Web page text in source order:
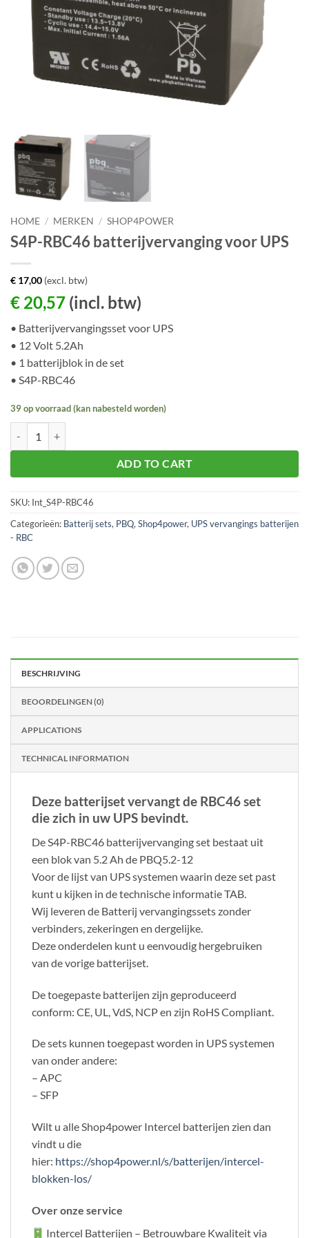
HOME / MERKEN / SHOP4POWER
S4P-RBC46 batterijvervanging voor UPS
€ 17,00 (excl. btw)
€ 20,57 (incl. btw)
• Batterijvervangingsset voor UPS
• 12 Volt 5.2Ah
• 1 batterijblok in de set
• S4P-RBC46
39 op voorraad (kan nabesteld worden)
ADD TO CART
SKU: Int_S4P-RBC46
Categorieën: Batterij sets, PBQ,Shop4power, UPS vervangings batterijen
- RBC
BESCHRIJVING
BEOORDELINGEN (0)
APPLICATIONS
TECHNICAL INFORMATION
Deze batterijset vervangt de RBC46 set
die zich in uw UPS bevindt.
De S4P-RBC46 batterijvervanging set bestaat uit
een blok van 5.2 Ah de PBQ5.2-12
Voor de lijst van UPS systemen waarin deze set past
kunt u kijken in de technische informatie TAB.
Wij leveren de Batterij vervangingssets zonder
verbinders, zekeringen en dergelijke.
Deze onderdelen kunt u eenvoudig hergebruiken
van de vorige batterijset.
De toegepaste batterijen zijn geproduceerd
conform: CE, UL, VdS, NCP en zijn RoHS Compliant.
De sets kunnen toegepast worden in UPS systemen
van onder andere:
– APC
– SFP
Wilt u alle Shop4power Intercel batterijen zien dan
vindt u die
hier: https://shop4power.nl/s/batterijen/intercel-
blokken-los/
Over onze service
Intercel Batterijen – Betrouwbare Kwaliteit via